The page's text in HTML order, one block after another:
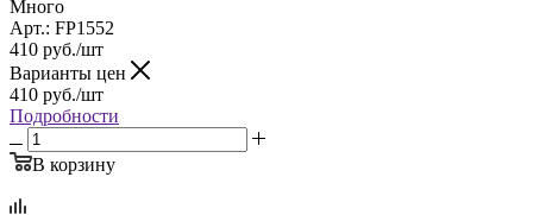
Много
Арт.: FP1552
410 руб./шт
Варианты цен
410 руб./шт
Подробности
В корзину